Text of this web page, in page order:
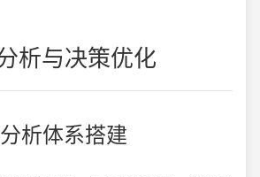
析与决策优化
析体系搭建